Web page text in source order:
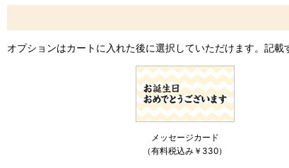
オプションはカートに入れた後に選択していただけます。記載
メッセージカード
（有料税込み￥330）